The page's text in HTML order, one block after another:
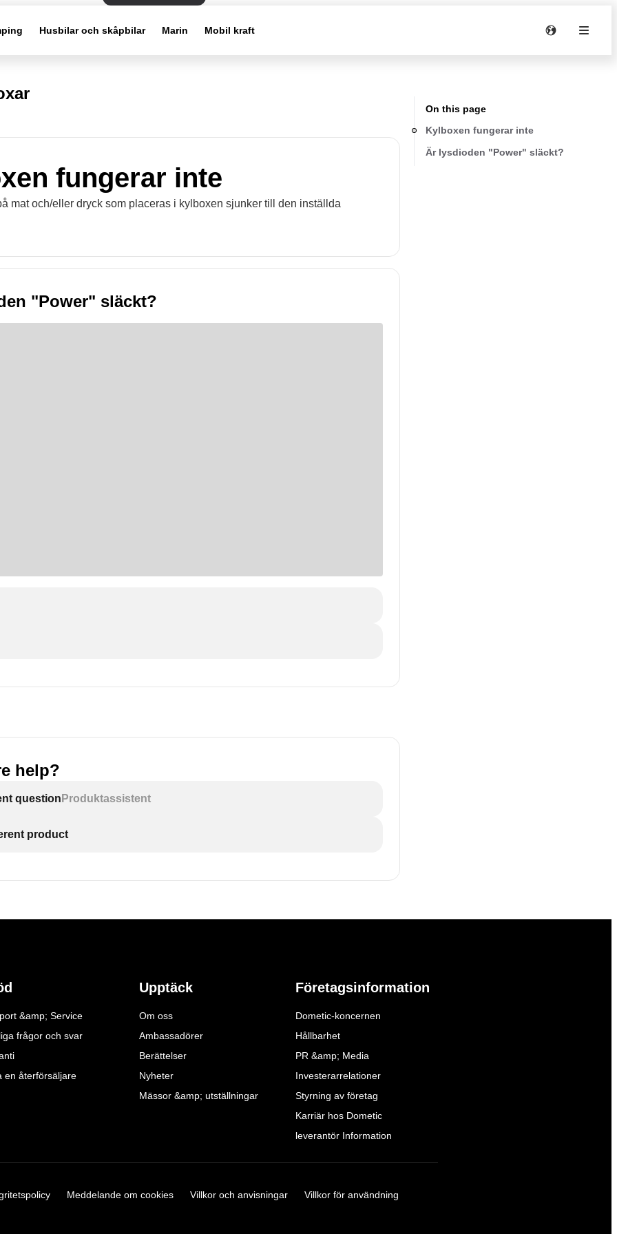
Husbilar och skåpbilar Marin Mobil kraft
fungerar inte
mat och/eller dryck som placeras i kylboxen sjunker till den inställda
"Power" släckt?
help?
question Produktassistent
product
On this page
Kylboxen fungerar inte
Är lysdioden "Power" släckt?
&amp; Service
frågor och svar
en återförsäljare
Upptäck
Om oss
Ambassadörer
Berättelser
Nyheter
Mässor &amp; utställningar
Företagsinformation
Dometic-koncernen
Hållbarhet
PR &amp; Media
Investerarrelationer
Styrning av företag
Karriär hos Dometic
leverantör Information
Meddelande om cookies Villkor och anvisningar Villkor för användning